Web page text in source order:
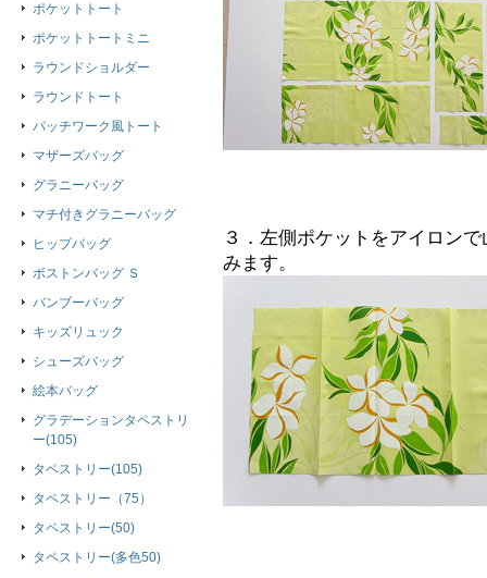
３．左側ポケットをアイロン
みます。
ポケットトート
ポケットトートミニ
ラウンドショルダー
ラウンドトート
パッチワーク風トート
マザーズバッグ
グラニーバッグ
マチ付きグラニーバッグ
ヒップバッグ
ボストンバッグ Ｓ
バンブーバッグ
キッズリュック
シューズバッグ
絵本バッグ
グラデーションタペストリ
ー(105)
タペストリー(105)
タペストリー（75）
タペストリー(50)
タペストリー(多色50)